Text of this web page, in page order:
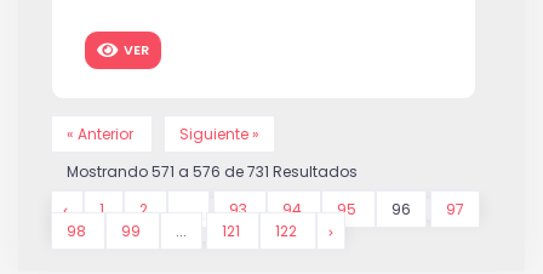
VER
« Anterior
Siguiente »
Mostrando571 a 576 de731 Resultados
1
2 93 94 95 96
97
98
99 ... 121 122